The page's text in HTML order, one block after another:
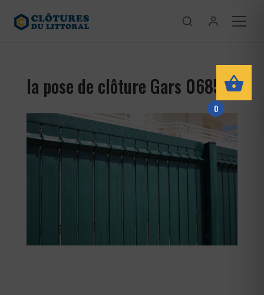
la pose de clôture Gars 06850
0